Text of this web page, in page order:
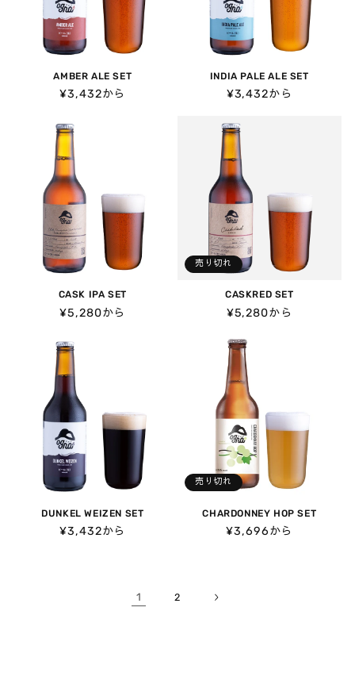
AMBER ALE SET
通
価
¥3,432から
INDIA PALE ALE SET
通
価
格
¥3,432から
CASK IPA SET
通
価
¥5,280から
売り切れ
CASKRED SET
通
価
格
¥5,280から
DUNKEL WEIZEN SET
通
¥3,432から
売り切れ
CHARDONNEY HOP SET
通
¥3,696から
1 2